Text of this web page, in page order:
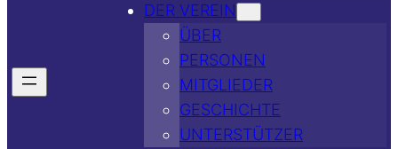
DER VEREIN
ÜBER
PERSONEN
MITGLIEDER
GESCHICHTE
UNTERSTÜTZER